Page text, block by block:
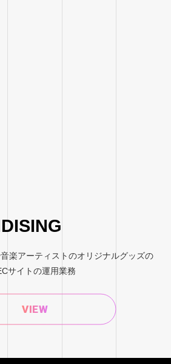
楽アーティストのオリジナルグッズの
サイトの運用業務
VIEW